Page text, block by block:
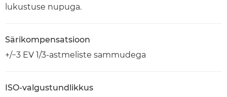
lukustuse nupuga.
Särikompensatsioon
+/−3 EV 1/3-astmeliste sammudega
ISO-valgustundlikkus